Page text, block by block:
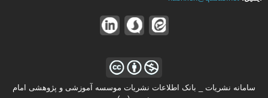
سامانه نشریات _ بانک اطلاعات نشریات موسسه آموزشی و پژوهشی امام